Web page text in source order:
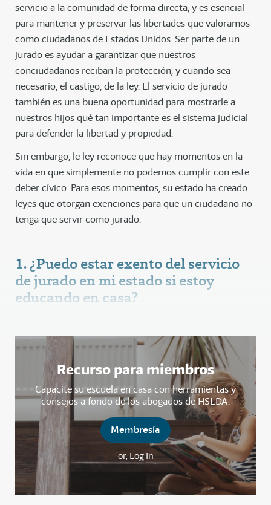
servicio a la comunidad de forma directa, y es esencial
para mantener y preservar las libertades que valoramos
como ciudadanos de Estados Unidos. Ser parte de un
jurado es ayudar a garantizar que nuestros
conciudadanos reciban la protección, y cuando sea
necesario, el castigo, de la ley. El servicio de jurado
también es una buena oportunidad para mostrarle a
nuestros hijos qué tan importante es el sistema judicial
para defender la libertad y propiedad.
Sin embargo, le ley reconoce que hay momentos en la
vida en que simplemente no podemos cumplir con este
deber cívico. Para esos momentos, su estado ha creado
leyes que otorgan exenciones para que un ciudadano no
tenga que servir como jurado.
1. ¿Puedo estar exento del servicio
de jurado en mi estado si estoy
educando en casa?
Recurso para miembros
Capacite su escuela en casa con herramientas y
consejos a fondo de los abogados de HSLDA.
Membresía
or, Log In